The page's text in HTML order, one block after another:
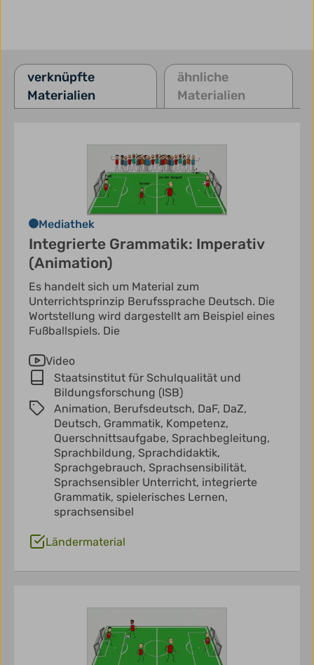
verknüpfte
Materialien
ähnliche
Materialien
Mediathek
Integrierte Grammatik: Imperativ
(Animation)
Es handelt sich um Material zum
Unterrichtsprinzip Berufssprache Deutsch. Die
Wortstellung wird dargestellt am Beispiel eines
Fußballspiels. Die
Video
Staatsinstitut für Schulqualität und
Bildungsforschung (ISB)
Animation, Berufsdeutsch, DaF, DaZ,
Deutsch, Grammatik, Kompetenz,
Querschnittsaufgabe, Sprachbegleitung,
Sprachbildung, Sprachdidaktik,
Sprachgebrauch, Sprachsensibilität,
Sprachsensibler Unterricht, integrierte
Grammatik, spielerisches Lernen,
sprachsensibel
Ländermaterial